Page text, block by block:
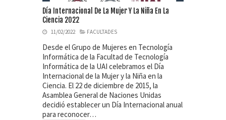
Día Internacional De La Mujer Y La Niña En La
Ciencia 2022
11/02/2022 FACULTADES
Desde el Grupo de Mujeres en Tecnología
Informática de la Facultad de Tecnología
Informática de la UAI celebramos el Día
Internacional de la Mujer y la Niña en la
Ciencia. El 22 de diciembre de 2015, la
Asamblea General de Naciones Unidas
decidió establecer un Día Internacional anual
para reconocer…